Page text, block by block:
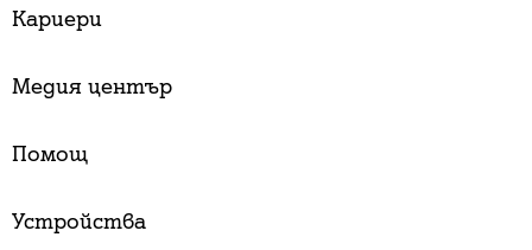
Кариери
Медия център
Помощ
Устройства